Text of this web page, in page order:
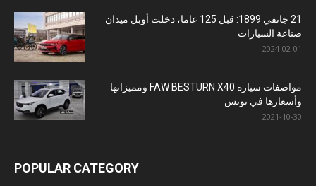
21 جانفي 1899: قبل 125 عاما، دخلت أوبل ميدان
صناعة السيارات
2024-02-01
مواصفات سيارة FAW BESTURN X40 ومميزاتها
وأسعارها في تونس
2021-10-30
POPULAR CATEGORY